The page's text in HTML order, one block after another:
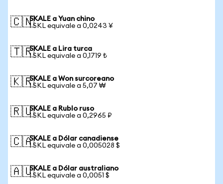
🇨🇳SKALE a Yuan chino
1 SKL equivale a 0,0243 ¥
🇹🇷SKALE a Lira turca
1 SKL equivale a 0,1719 ₺
🇰🇷SKALE a Won surcoreano
1 SKL equivale a 5,07 ₩
🇷🇺SKALE a Rublo ruso
1 SKL equivale a 0,2965 ₽
🇨🇦SKALE a Dólar canadiense
1 SKL equivale a 0,005028 $
🇦🇺SKALE a Dólar australiano
1 SKL equivale a 0,0051 $